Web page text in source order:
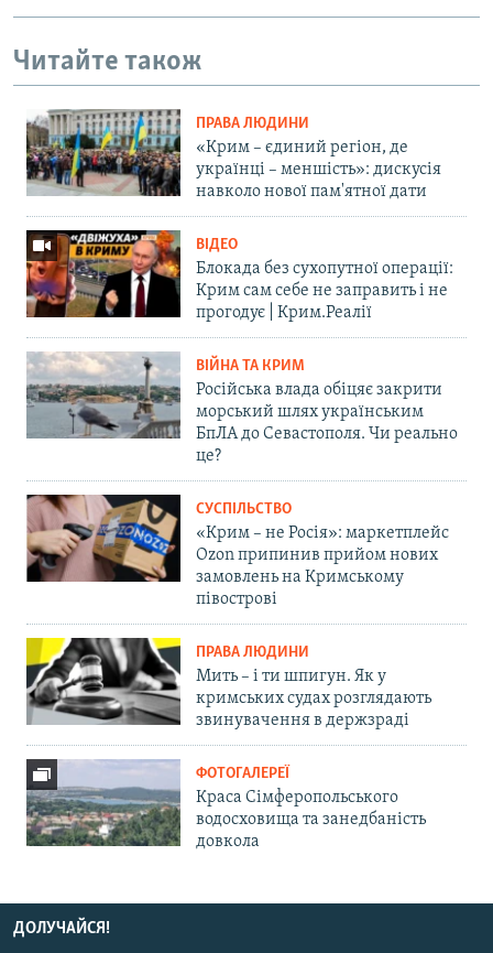
Читайте також
ПРАВА ЛЮДИНИ
«Крим – єдиний регіон, де
українці – меншість»: дискусія
навколо нової пам'ятної дати
ВІДЕО
Блокада без сухопутної операції:
Крим сам себе не заправить і не
прогодує | Крим.Реалії
ВІЙНА ТА КРИМ
Російська влада обіцяє закрити
морський шлях українським
БпЛА до Севастополя. Чи реально
це?
СУСПІЛЬСТВО
«Крим – не Росія»: маркетплейс
Ozon припинив прийом нових
замовлень на Кримському
півострові
ПРАВА ЛЮДИНИ
Мить – і ти шпигун. Як у
кримських судах розглядають
звинувачення в держзраді
ФОТОГАЛЕРЕЇ
Краса Сімферопольського
водосховища та занедбаність
довкола
ДОЛУЧАЙСЯ!